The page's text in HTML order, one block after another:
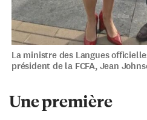
La ministre des Langues
président de la FCFA, Jean
Une première